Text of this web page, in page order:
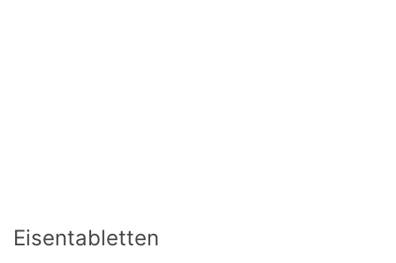
Eisentabletten